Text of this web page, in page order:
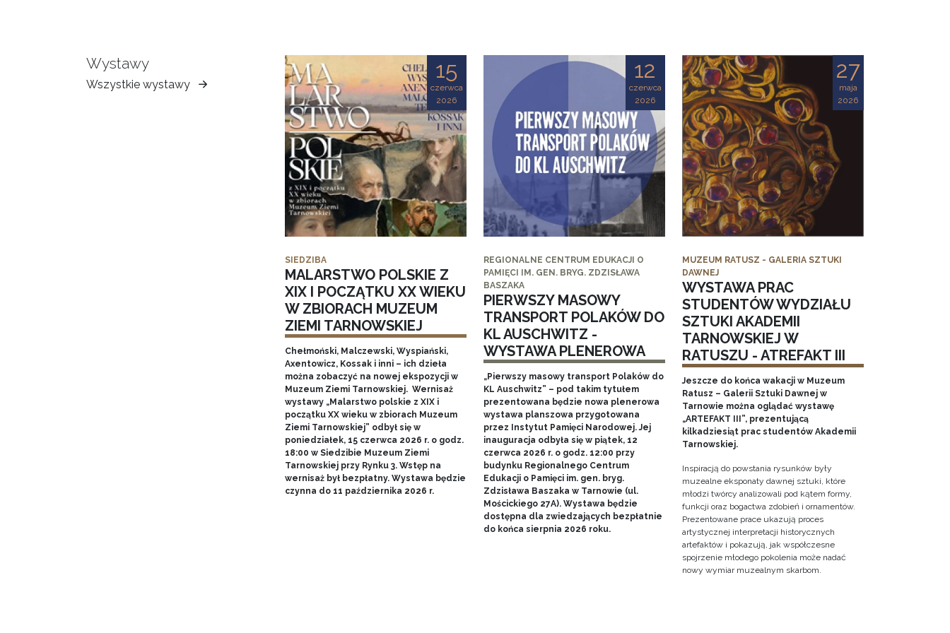
Wystawy
Wszystkie wystawy
Muzeum
15
czerwca
2026
SIEDZIBA
MALARSTWO POLSKIE Z
XIX I POCZĄTKU XX WIEKU
W ZBIORACH MUZEUM
ZIEMI TARNOWSKIEJ
Chełmoński, Malczewski, Wyspiański,
Axentowicz, Kossak i inni – ich dzieła
można zobaczyć na nowej ekspozycji w
Muzeum Ziemi Tarnowskiej. Wernisaż
wystawy „Malarstwo polskie z XIX i
początku XX wieku w zbiorach Muzeum
Ziemi Tarnowskiej” odbył się w
poniedziałek, 15 czerwca 2026 r. o godz.
18:00 w Siedzibie Muzeum Ziemi
Tarnowskiej przy Rynku 3. Wstęp na
wernisaż był bezpłatny. Wystawa będzie
czynna do 11 października 2026 r.
12
czerwca
2026
REGIONALNE CENTRUM EDUKACJI O
PAMIĘCI IM. GEN. BRYG. ZDZISŁAWA
BASZAKA
PIERWSZY MASOWY
TRANSPORT POLAKÓW DO
KL AUSCHWITZ -
WYSTAWA PLENEROWA
„Pierwszy masowy transport Polaków do
KL Auschwitz” – pod takim tytułem
prezentowana będzie nowa plenerowa
wystawa planszowa przygotowana
przez Instytut Pamięci Narodowej. Jej
inauguracja odbyła się w piątek, 12
czerwca 2026 r. o godz. 12:00 przy
budynku Regionalnego Centrum
Edukacji o Pamięci im. gen. bryg.
Zdzisława Baszaka w Tarnowie (ul.
Mościckiego 27A). Wystawa będzie
dostępna dla zwiedzających bezpłatnie
do końca sierpnia 2026 roku.
27
maja
2026
MUZEUM RATUSZ - GALERIA SZTUKI
DAWNEJ
WYSTAWA PRAC
STUDENTÓW WYDZIAŁU
SZTUKI AKADEMII
TARNOWSKIEJ W
RATUSZU - ATREFAKT III
Jeszcze do końca wakacji w Muzeum
Ratusz – Galerii Sztuki Dawnej w
Tarnowie można oglądać wystawę
„ARTEFAKT III”, prezentującą
kilkadziesiąt prac studentów Akademii
Tarnowskiej.
Inspiracją do powstania rysunków były
muzealne eksponaty dawnej sztuki, które
młodzi twórcy analizowali pod kątem formy,
funkcji oraz bogactwa zdobień i ornamentów.
Prezentowane prace ukazują proces
artystycznej interpretacji historycznych
artefaktów i pokazują, jak współczesne
spojrzenie młodego pokolenia może nadać
nowy wymiar muzealnym skarbom.